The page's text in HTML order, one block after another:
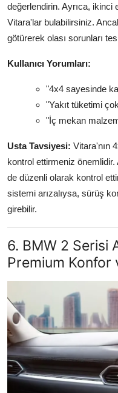
değerlendirin. Ayrıca, ikinci
Vitara'lar bulabilirsiniz.
götürerek olası sorunları
Kullanıcı Yorumları:
"4x4 sayesinde
"Yakıt tüketimi
"İç mekan
Usta Tavsiyesi: Vitara'nın
kontrol ettirmeniz
de düzenli olarak kontrol
sistemi arızalıysa, sürüş
girebilir.
6. BMW 2 Serisi
Premium Konfor